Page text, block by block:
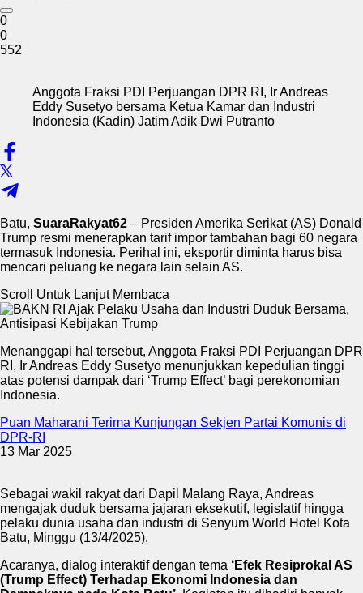
0
0
552
Anggota Fraksi PDI Perjuangan DPR RI, Ir Andreas
Eddy Susetyo bersama Ketua Kamar dan Industri
Indonesia (Kadin) Jatim Adik Dwi Putranto
Batu, SuaraRakyat62 – Presiden Amerika Serikat (AS) Donald
Trump resmi menerapkan tarif impor tambahan bagi 60 negara
termasuk Indonesia. Perihal ini, eksportir diminta harus bisa
mencari peluang ke negara lain selain AS.
Scroll Untuk Lanjut Membaca
Menanggapi hal tersebut, Anggota Fraksi PDI Perjuangan DPR
RI, Ir Andreas Eddy Susetyo menunjukkan kepedulian tinggi
atas potensi dampak dari ‘Trump Effect’ bagi perekonomian
Indonesia.
Puan Maharani Terima Kunjungan Sekjen Partai Komunis di
DPR-RI
13 Mar 2025
Sebagai wakil rakyat dari Dapil Malang Raya, Andreas
mengajak duduk bersama jajaran eksekutif, legislatif hingga
pelaku dunia usaha dan industri di Senyum World Hotel Kota
Batu, Minggu (13/4/2025).
Acaranya, dialog interaktif dengan tema ‘Efek Resiprokal AS
(Trump Effect) Terhadap Ekonomi Indonesia dan